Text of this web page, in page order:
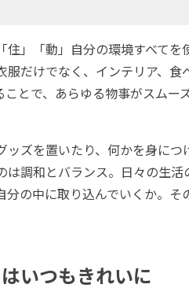
」「動」自分の環境すべてを
服だけでなく、インテリア、
ことで、あらゆる物事がスム
ズを置いたり、何かを身につ
調和とバランス。日々の生活
分の中に取り込んでいくか。
いつもきれいに